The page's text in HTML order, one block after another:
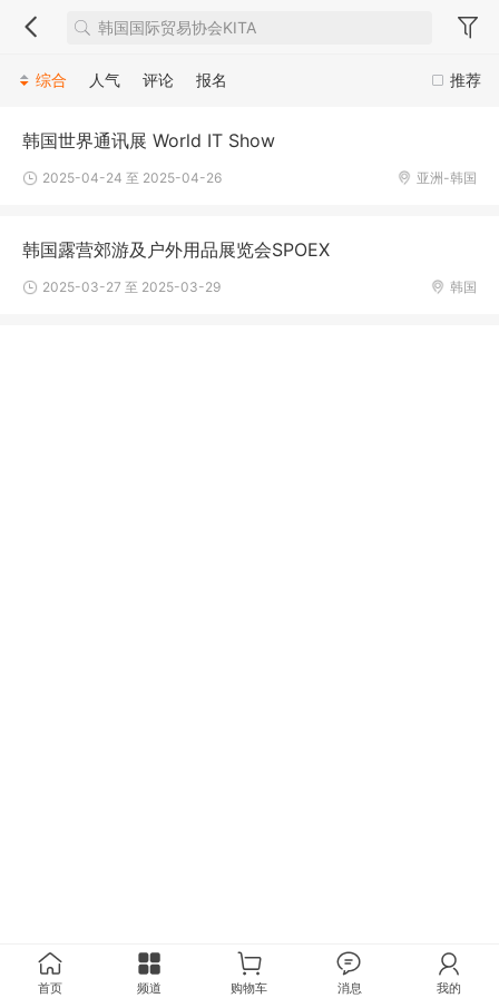
推荐
综合 人气 评论 报名
韩国世界通讯展 World IT Show
亚洲-韩国
2025-04-24 至 2025-04-26
韩国露营郊游及户外用品展览会SPOEX
韩国
2025-03-27 至 2025-03-29
首页 频道 购物车 消息 我的